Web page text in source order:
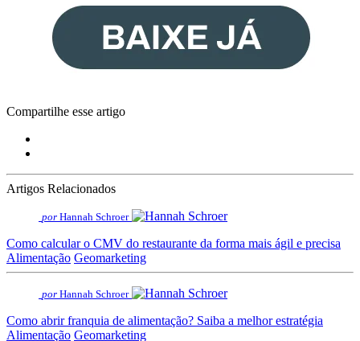
Compartilhe esse artigo
Artigos Relacionados
por Hannah Schroer
Como calcular o CMV do restaurante da forma mais ágil e precisa
Alimentação Geomarketing
por Hannah Schroer
Como abrir franquia de alimentação? Saiba a melhor estratégia
Alimentação Geomarketing